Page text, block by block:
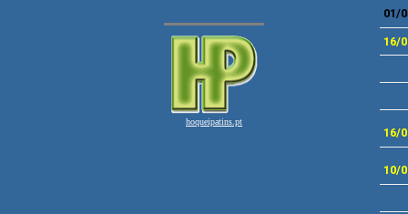
01/
16/
16/
10/